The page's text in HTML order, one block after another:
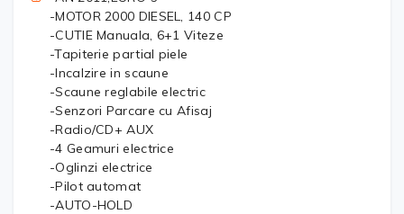
-MOTOR 2000 DIESEL, 140 CP
-CUTIE Manuala, 6+1 Viteze
-Tapiterie partial piele
-Incalzire in scaune
-Scaune reglabile electric
-Senzori Parcare cu Afisaj
-Radio/CD+ AUX
-4 Geamuri electrice
-Oglinzi electrice
-Pilot automat
-AUTO-HOLD